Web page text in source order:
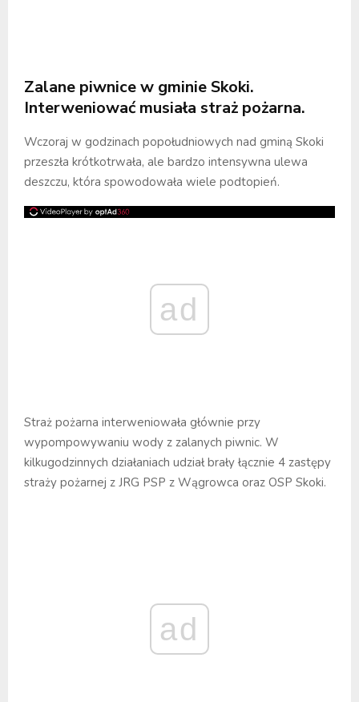
Zalane piwnice w gminie Skoki.
Interweniować musiała straż pożarna.
Wczoraj w godzinach popołudniowych nad gminą Skoki
przeszła krótkotrwała, ale bardzo intensywna ulewa
deszczu, która spowodowała wiele podtopień.
ad
Straż pożarna interweniowała głównie przy
wypompowywaniu wody z zalanych piwnic. W
kilkugodzinnych działaniach udział brały łącznie 4 zastępy
straży pożarnej z JRG PSP z Wągrowca oraz OSP Skoki.
ad